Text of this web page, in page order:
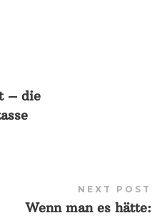
– die
NEXT POST
Wenn man es hätte: